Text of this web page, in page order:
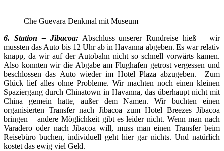
Che Guevara Denkmal mit Museum
6. Station – Jibacoa:Abschluss unserer Rundreise hieß – wir
mussten das Auto bis 12 Uhr ab in Havanna abgeben. Es war relativ
knapp, da wir auf der Autobahn nicht so schnell vorwärts kamen.
Also konnten wir die Abgabe am Flughafen getrost vergessen und
beschlossen das Auto wieder im Hotel Plaza abzugeben. Zum
Glück lief alles ohne Probleme. Wir machten noch einen kleinen
Spaziergang durch Chinatown in Havanna, das überhaupt nicht mit
China gemein hatte, außer dem Namen. Wir buchten einen
organisierten Transfer nach Jibacoa zum Hotel Breezes Jibacoa
bringen – andere Möglichkeit gibt es leider nicht. Wenn man nach
Varadero oder nach Jibacoa will, muss man einen Transfer beim
Reisebüro buchen, individuell geht hier gar nichts. Und natürlich
kostet das ewig viel Geld.